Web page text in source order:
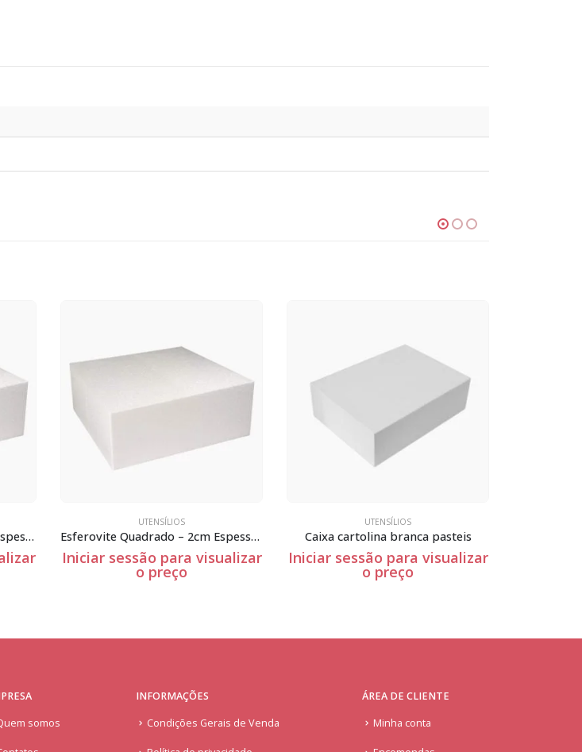
Esferovite Quadrado – 10cm Espessura
UTENSÍLIOS
Esferovite Quadrado – 2cm Espessura
Iniciar sessão para visualizar
o preço
UTENSÍLIOS
Caixa cartolina branca pasteis
Iniciar sessão para visualizar
o preço
somos
INFORMAÇÕES
Condições Gerais de Venda
ÁREA DE CLIENTE
Minha conta